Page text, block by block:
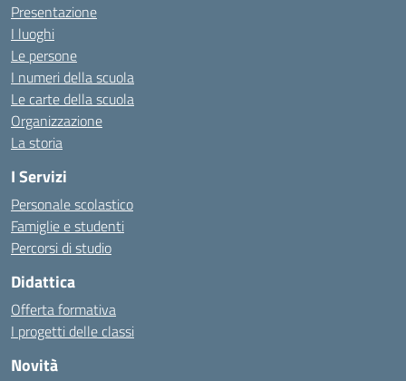
Presentazione
I luoghi
Le persone
I numeri della scuola
Le carte della scuola
Organizzazione
La storia
I Servizi
Personale scolastico
Famiglie e studenti
Percorsi di studio
Didattica
Offerta formativa
I progetti delle classi
Novità